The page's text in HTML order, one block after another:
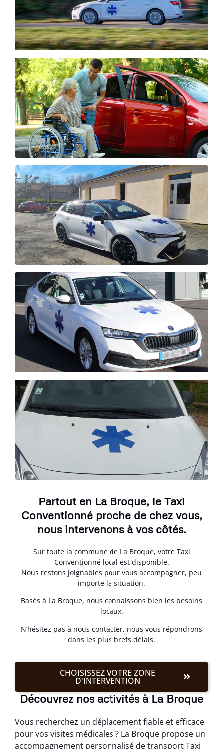
Partout en La Broque, le Taxi
Conventionné proche de chez vous,
nous intervenons à vos côtés.
Sur toute la commune de La Broque, votre Taxi
Conventionné local est disponible.
Nous restons joignables pour vous accompagner, peu
importe la situation.
Basés à La Broque, nous connaissons bien les besoins
locaux.
N’hésitez pas à nous contacter, nous vous répondrons
dans les plus brefs délais.
CHOISISSEZ VOTRE ZONE
D'INTERVENTION
Découvrez nos activités à La Broque
Vous recherchez un déplacement fiable et efficace
pour vos visites médicales ? La Broque propose un
accompagnement personnalisé de transport Taxi